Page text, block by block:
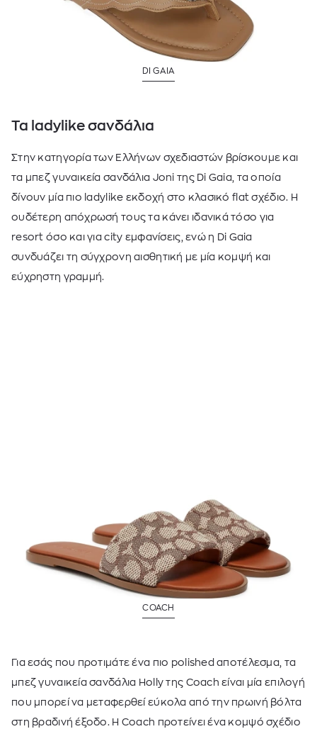
DI GAIA
Τα ladylike σανδάλια
Στην κατηγορία των Ελλήνων σχεδιαστών βρίσκουμε και
τα μπεζ γυναικεία σανδάλια Joni της Di Gaia , τα οποία
δίνουν μία πιο ladylike εκδοχή στο κλασικό flat σχέδιο. Η
ουδέτερη απόχρωσή τους τα κάνει ιδανικά τόσο για
resort όσο και για city εμφανίσεις, ενώ η Di Gaia
συνδυάζει τη σύγχρονη αισθητική με μία κομψή και
εύχρηστη γραμμή.
COACH
Για εσάς που προτιμάτε ένα πιο polished αποτέλεσμα, τα
μπεζ γυναικεία σανδάλια Holly της Coach είναι μία επιλογή
που μπορεί να μεταφερθεί εύκολα από την πρωινή βόλτα
στη βραδινή έξοδο. Η Coach προτείνει ένα κομψό σχέδιο